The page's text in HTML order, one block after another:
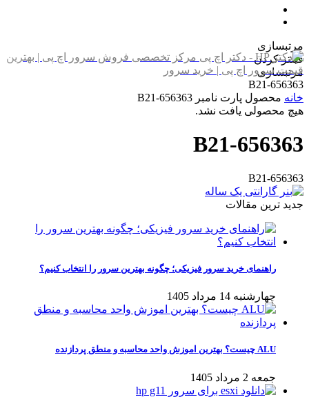
مرتبسازی
فیلتر کردن
مرتبسازی
656363-B21
خانه محصول پارت نامبر 656363-B21
هیچ محصولی یافت نشد.
656363-B21
656363-B21
جدید ترین مقالات
راهنمای خرید سرور فیزیکی؛ چگونه بهترین سرور را انتخاب کنیم؟
چهارشنبه 14 مرداد 1405
ALU چیست؟ بهترین اموزش واحد محاسبه و منطق پردازنده
جمعه 2 مرداد 1405